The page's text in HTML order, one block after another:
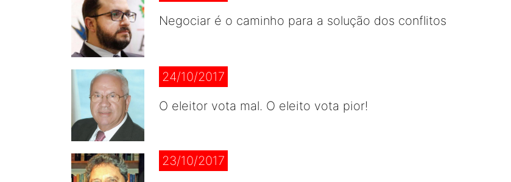
Negociar é o caminho para a solução dos conflitos
24/10/2017
O eleitor vota mal. O eleito vota pior!
23/10/2017